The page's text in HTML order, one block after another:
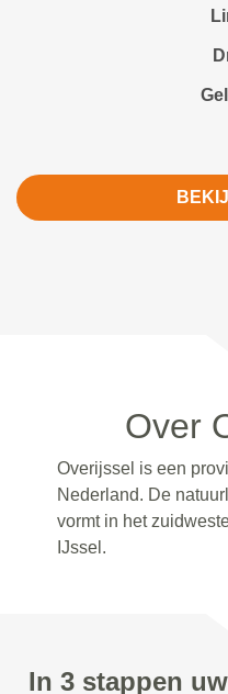
Over
Overijssel is een
Nederland. De
vormt in het
IJssel.
In 3 stappen